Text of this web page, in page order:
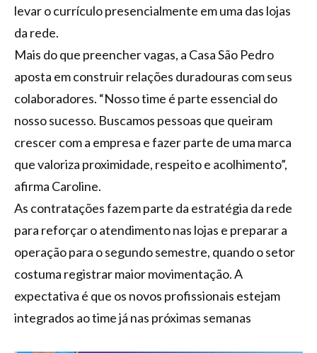
levar o currículo presencialmente em uma das lojas
da rede.
Mais do que preencher vagas, a Casa São Pedro
aposta em construir relações duradouras com seus
colaboradores. “Nosso time é parte essencial do
nosso sucesso. Buscamos pessoas que queiram
crescer com a empresa e fazer parte de uma marca
que valoriza proximidade, respeito e acolhimento”,
afirma Caroline.
As contratações fazem parte da estratégia da rede
para reforçar o atendimento nas lojas e preparar a
operação para o segundo semestre, quando o setor
costuma registrar maior movimentação. A
expectativa é que os novos profissionais estejam
integrados ao time já nas próximas semanas